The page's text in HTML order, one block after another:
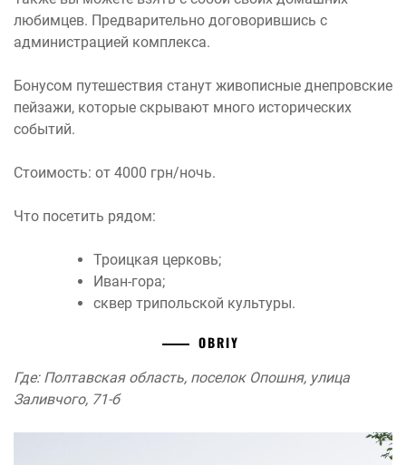
любимцев. Предварительно договорившись с
администрацией комплекса.
Бонусом путешествия станут живописные днепровские
пейзажи, которые скрывают много исторических
событий.
Стоимость: от 4000 грн/ночь.
Что посетить рядом:
Троицкая церковь;
Иван-гора;
сквер трипольской культуры.
OBRIY
Где: Полтавская область, поселок Опошня, улица
Заливчого, 71-б